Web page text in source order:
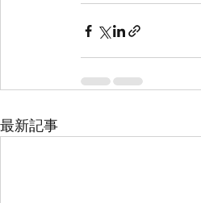
最新記事